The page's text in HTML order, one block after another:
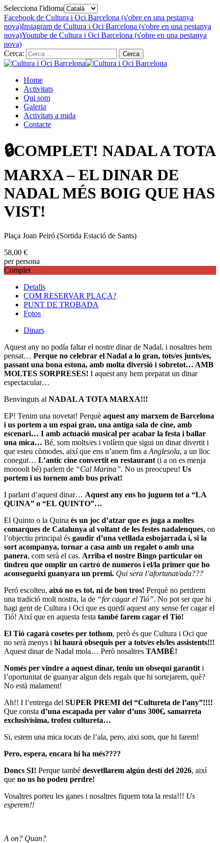
Selecciona l'idioma
Facebook de Cultura i Oci Barcelona (s'obre en una pestanya
nova)Instagram de Cultura i Oci Barcelona (s'obre en una pestanya
nova)Youtube de Cultura i Oci Barcelona (s'obre en una pestanya
nova)
Cerca:
Home
Activitats
Qui som
Galeria
Activitats a mida
Contacte
🔒COMPLET! NADAL A TOTA
MARXA – EL DINAR DE
NADAL MÉS BOIG QUE HAS
VIST!
Plaça Joan Peiró (Sortida Estació de Sants)
58,00 €
per persona
Complet
Detalls
COM RESERVAR PLAÇA?
PUNT DE TROBADA
Fotos
Dinars
Aquest any no podía faltar el nostre dinar de Nadal, i nosaltres hem
pensat… Perque no celebrar el Nadal a lo gran, tots/es junts/es,
passant una bona estona, amb molta diversió i sobretot… AMB
MOLTES SORPRESES! I aquest any hem preparat un dinar
espectacular…
Benvinguts al NADAL A TOTA MARXA!!!
EP! Tenim una novetat! Perquè aquest any marxem de Barcelona
i us portem a un espai gran, una antiga sala de cine, amb
escenari… I amb actuació musical per acabar la festa i ballar
una mica… Bé, som molts/es i volíem que sigui un dinar divertit i
que esteu còmodes, així que ens n’anem fins a Anglesola, a un lloc
conegut… L’antic cine convertit en restaurant (i a on es menja
moooolt bé) parlem de “Cal Marina”. No us preocupeu! Us
portem i us tornem amb bus privat!
I parlant d’aquest dinar… Aquest any ens ho juguem tot a “LA
QUINA” o “EL QUINTO”…
El Quinto o la Quina és un joc d’atzar que es juga a moltes
comarques de Catalunya al voltant de les festes nadalenques, on
l’objectiu principal és gaudir d’una vetllada esbojarrada i, si la
sort acompanya, tornar a casa amb un regalet o amb una
panera, com serà el cas. Arriba el nostre Bingo particular on
tindreu que omplir un cartró de numeros i el/la primer que ho
aconsegueixi guanyara un premi. Qui sera l’afortunat/ada???
Peró escolteu, aixó no es tot, ni de bon tros! Perquè no perdrem
una tradició molt nostra, la de “fer cagar el Tió”. No pot ser que hi
hagi gent de Cultura i Oci que es quedi aquest any sense fer cagar el
Tió! Així que en aquesta festa també farem cagar el Tió!
El Tió cagarà cosetes per tothom, però és que Cultura i Oci que
no serà menys i hi haurà obsequis per a tots/es els/les assistents!!!
Aquest dinar de Nadal mola… Però nosaltres TAMBÉ!
Només per vindre a aquest dinar, teniu un obsequi garantit i
l’oportunitat de guanyar algun dels regals que hi sortejarem, què?
No està malament!
Ah!! I l’entrega del SUPER PREMI del “Cultureta de l’any”!!!!
Que consta d’una escapada per valor d’uns 300€, samarreta
exclusivísima, trofeu cultureta…
Si, estem una mica tocats de l’ala, pero, aixi som, que hi farem!
Pero, espera, encara hi ha més????
Doncs SI! Perque també desvetllarem algún destí del 2026, així
que no us ho podeu perdre!
Vosaltres porteu les ganes i nosaltres fiquem tota la resta!!! Us
esperem!!
A on? Quan?